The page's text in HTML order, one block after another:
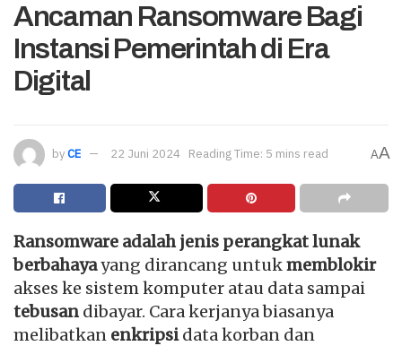
Ancaman Ransomware Bagi
Instansi Pemerintah di Era
Digital
byCE 22 Juni 2024 Reading Time: 5 mins read AA
Ransomware adalah jenis perangkat lunak
berbahayayang dirancang untukmemblokir
akses ke sistem komputer atau data sampai
tebusan dibayar. Cara kerjanya biasanya
melibatkan enkripsidata korban dan